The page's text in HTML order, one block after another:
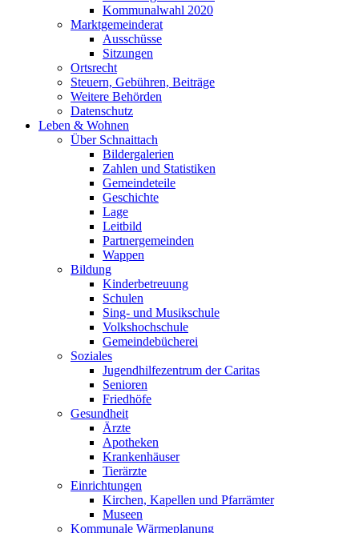
Kommunalwahl 2020
Marktgemeinderat
Ausschüsse
Sitzungen
Ortsrecht
Steuern, Gebühren, Beiträge
Weitere Behörden
Datenschutz
Leben & Wohnen
Über Schnaittach
Bildergalerien
Zahlen und Statistiken
Gemeindeteile
Geschichte
Lage
Leitbild
Partnergemeinden
Wappen
Bildung
Kinderbetreuung
Schulen
Sing- und Musikschule
Volkshochschule
Gemeindebücherei
Soziales
Jugendhilfezentrum der Caritas
Senioren
Friedhöfe
Gesundheit
Ärzte
Apotheken
Krankenhäuser
Tierärzte
Einrichtungen
Kirchen, Kapellen und Pfarrämter
Museen
Kommunale Wärmeplanung